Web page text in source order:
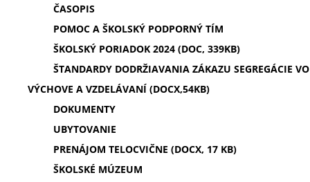
ČASOPIS
POMOC A ŠKOLSKÝ PODPORNÝ TÍM
ŠKOLSKÝ PORIADOK 2024 (DOC, 339KB)
ŠTANDARDY DODRŽIAVANIA ZÁKAZU SEGREGÁCIE VO
VÝCHOVE A VZDELÁVANÍ (DOCX,54KB)
DOKUMENTY
UBYTOVANIE
PRENÁJOM TELOCVIČNE (DOCX, 17 KB)
ŠKOLSKÉ MÚZEUM